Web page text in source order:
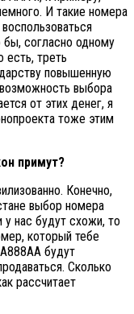
И такие номера
согласно одному
есть, треть
повышенную
выбора
от этих денег, я
тоже этим
примут?
Конечно,
выбор номера
нас будут схожи, то
который тебе
будут
Сколько
рассчитает